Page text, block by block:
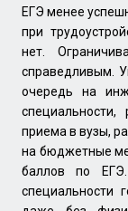
ЕГЭ менее
при
нет.
справедливым.
очередь на
приема в вузы,
на бюджетные
баллов по
специальности